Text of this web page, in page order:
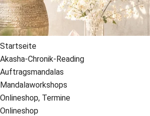
Startseite
Akasha-Chronik-Reading
Auftragsmandalas
Mandalaworkshops
Onlineshop, Termine
Onlineshop